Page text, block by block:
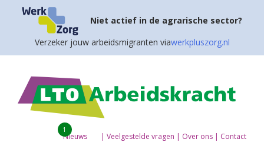
Niet actief in de agrarische sector?
Verzeker jouw arbeidsmigranten viawerkpluszorg.nl
Nieuws
1
| Veelgestelde vragen | Over ons | Contact